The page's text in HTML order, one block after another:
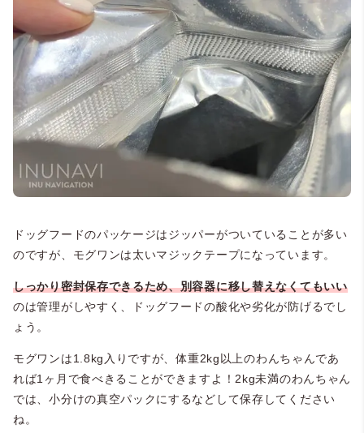
ドッグフードのパッケージはジッパーがついていることが多い
のですが、モグワンは太いマジックテープになっています。
しっかり密封保存できるため、別容器に移し替えなくてもいい
のは管理がしやすく、ドッグフードの酸化や劣化が防げるでし
ょう。
モグワンは1.8kg入りですが、体重2kg以上のわんちゃんであ
れば1ヶ月で食べきることができますよ！2kg未満のわんちゃん
では、小分けの真空パックにするなどして保存してください
ね。